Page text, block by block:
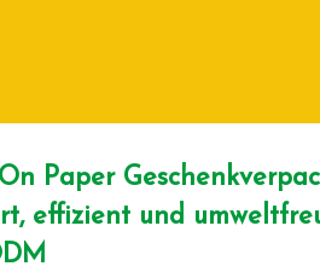
Paper
effizient und